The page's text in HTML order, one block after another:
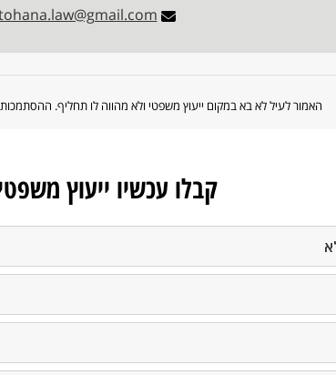
האמור לעיל לא בא במקום ייעוץ משפטי ולא מהווה לו תחליף.
קבלו עכשיו ייעוץ